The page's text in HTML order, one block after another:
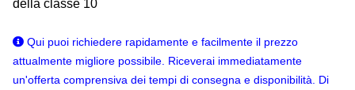
della classe 10
Qui puoi richiedere rapidamente e facilmente il prezzo
attualmente migliore possibile. Riceverai immediatamente
un'offerta comprensiva dei tempi di consegna e disponibilità. Di